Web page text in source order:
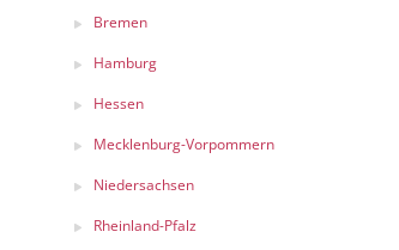
Bremen
Hamburg
Hessen
Mecklenburg-Vorpommern
Niedersachsen
Rheinland-Pfalz